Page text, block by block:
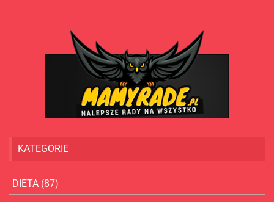
KATEGORIE
DIETA (87)